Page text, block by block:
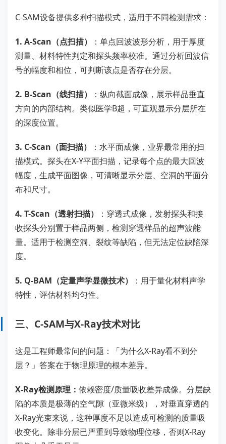
C-SAM设备提供多种扫描模式，适用于不同检测需求：
1. A-Scan（点扫描）
：单点回波波形分析，用于厚度
测量、材料特性判定和探头频率校准。通过分析回波信
号的幅度和相位，可判断该点是否存在分层。
2. B-Scan（线扫描）
：纵向截面成像，展示样品垂直
方向的内部结构。类似医学B超，可直观显示分层所在
的深度位置。
3. C-Scan（面扫描）
：水平面成像，业界最常用的扫
描模式。探头在X-Y平面扫描，记录每个点的最大回波
幅度，生成平面图像，可清晰显示分层、空洞的平面分
布和尺寸。
4. T-Scan（透射扫描）
：穿透式成像，发射探头和接
收探头分别置于样品两侧，检测穿透样品的超声波能
量。适用于检测空洞、裂纹等缺陷，但无法定位缺陷深
度。
5. Q-BAM（定量声学显微技术）
：用于量化材料声学
特性，评估材料均匀性。
三、C-SAM与X-Ray技术对比
这是工程师最常问的问题：「为什么X-Ray看不到分
层？」答案在于物理原理的根本差异。
X-Ray检测原理： 依赖密度/质量吸收差异成像。分层缺
陷的本质是极薄的空气隙（亚微米级），对垂直穿透的
X-Ray光束来说，这种厚度不足以造成可检测的质量吸
收变化。除非分层已严重到导致物理位移，否则X-Ray